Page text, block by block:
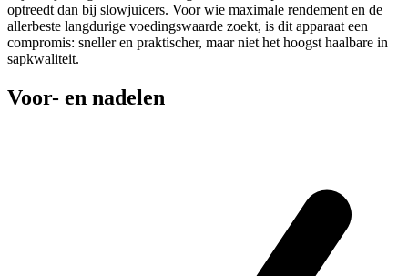
optreedt dan bij slowjuicers. Voor wie maximale rendement en de
allerbeste langdurige voedingswaarde zoekt, is dit apparaat een
compromis: sneller en praktischer, maar niet het hoogst haalbare in
sapkwaliteit.
Voor- en nadelen